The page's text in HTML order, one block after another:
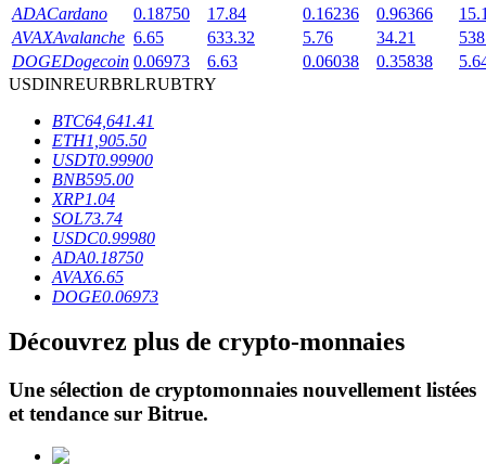
Blocages BTR
Des investissements exclusifs pour les détenteurs de BTR
Prêts
Service d'emprunt adossé à des cryptomonnaies
ADACardano 0.18750 17.84 0.16236 0.96366
AVAXAvalanche 6.65 633.32 5.76 34.21
DOGEDogecoin 0.06973 6.63 0.06038 0.35838
USDINREURBRLRUBTRY
BTC64,641.41
ETH1,905.50
USDT0.99900
BNB595.00
XRP1.04
SOL73.74
USDC0.99980
ADA0.18750
AVAX6.65
DOGE0.06973
Découvrez plus de crypto-monnaies
Une sélection de cryptomonnaies nouvellement listées
et tendance sur Bitrue.